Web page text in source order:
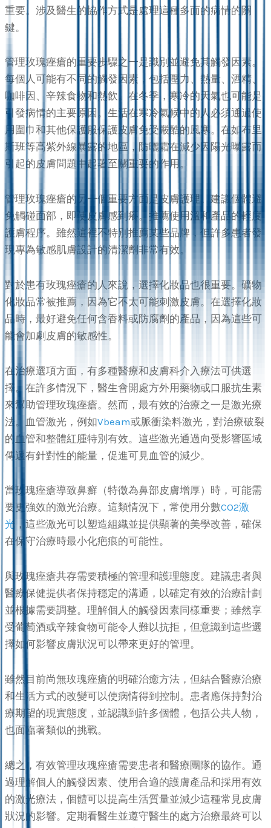
重要。涉及醫生的協作方式是處理這種多面的病情的關
鍵。
管理玫瑰痤瘡的重要步驟之一是識別並避免其觸發因素。
每個人可能有不同的觸發因素，包括壓力、熱量、酒精、
咖啡因、辛辣食物和熱飲。在冬季，寒冷的天氣也可能是
引發病情的主要原因。生活在寒冷氣候中的人必須通過使
用圍巾和其他保護服保護皮膚免受嚴酷的風寒。在如布里
斯班等高紫外線暴露的地區，防曬霜在減少因陽光曝露而
引起的皮膚問題中起著至關重要的作用。
管理玫瑰痤瘡的另一個重要方面是皮膚護理。建議個體避
免觸碰面部，即使皮膚感到癢。推薦使用溫和產品的輕度
護膚程序。雖然這裡不特別推薦某些品牌，但許多患者發
現專為敏感肌膚設計的清潔劑非常有效。
對於患有玫瑰痤瘡的人來說，選擇化妝品也很重要。礦物
化妝品常被推薦，因為它不太可能刺激皮膚。在選擇化妝
品時，最好避免任何含香料或防腐劑的產品，因為這些可
能會加劇皮膚的敏感性。
在治療選項方面，有多種醫療和皮膚科介入療法可供選
擇。在許多情況下，醫生會開處方外用藥物或口服抗生素
來幫助管理玫瑰痤瘡。然而，最有效的治療之一是激光療
法。血管激光，例如Vbeam或脈衝染料激光，對治療破裂
的血管和整體紅腫特別有效。這些激光通過向受影響區域
傳遞有針對性的能量，促進可見血管的減少。
當玫瑰痤瘡導致鼻癬（特徵為鼻部皮膚增厚）時，可能需
要更強效的激光治療。這類情況下，常使用分數CO2激
光 ，這些激光可以塑造組織並提供顯著的美學改善，確保
在保守治療時最小化疤痕的可能性。
與玫瑰痤瘡共存需要積極的管理和護理態度。建議患者與
醫療保健提供者保持穩定的溝通，以確定有效的治療計劃
並根據需要調整。理解個人的觸發因素同樣重要；雖然享
受葡萄酒或辛辣食物可能令人難以抗拒，但意識到這些選
擇如何影響皮膚狀況可以帶來更好的管理。
雖然目前尚無玫瑰痤瘡的明確治癒方法，但結合醫療治療
和生活方式的改變可以使病情得到控制。患者應保持對治
療期望的現實態度，並認識到許多個體，包括公共人物，
也面臨著類似的挑戰。
總之，有效管理玫瑰痤瘡需要患者和醫療團隊的協作。通
過理解個人的觸發因素、使用合適的護膚產品和採用有效
的激光療法，個體可以提高生活質量並減少這種常見皮膚
狀況的影響。定期看醫生並遵守醫生的處方治療最終可以